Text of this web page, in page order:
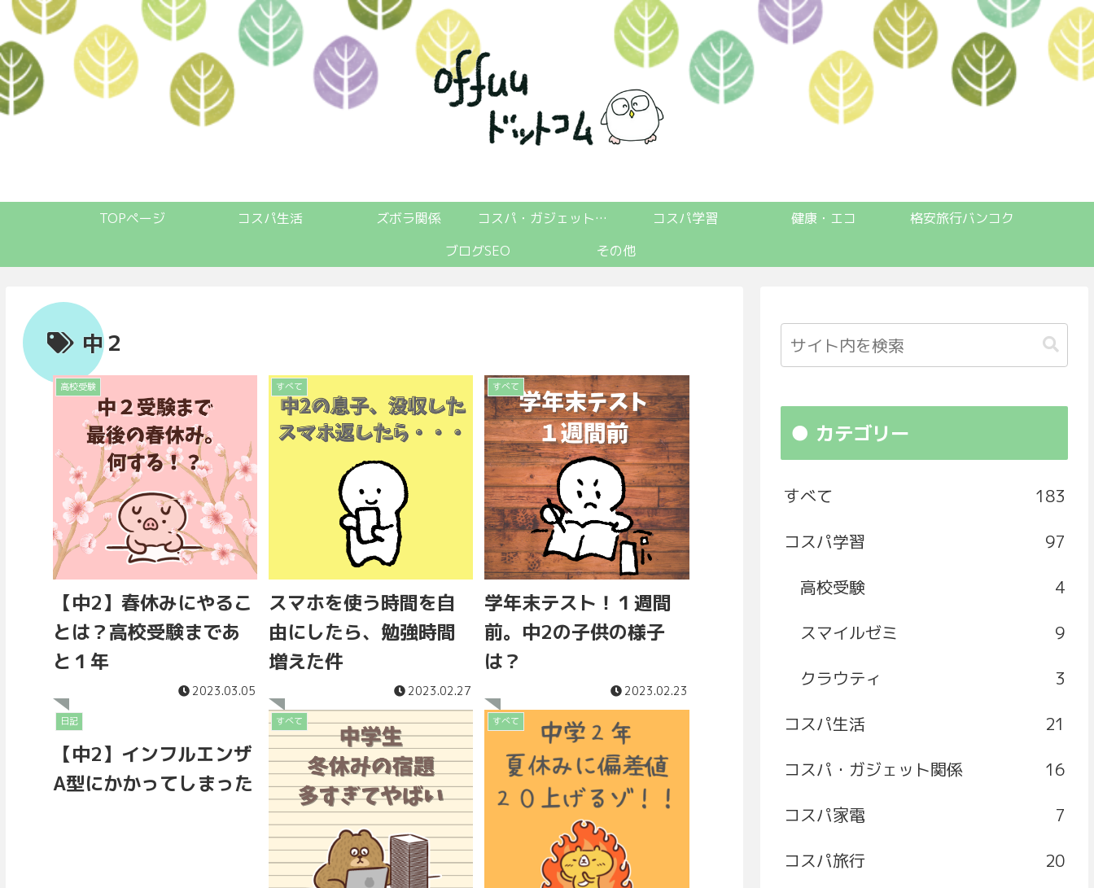
TOPページ コスパ生活 ズボラ関係 コスパ・ガジェット関係 コスパ学習 健康・エコ
格安旅行バンコク
ブログSEO
その他
中２
高校受験
【中2】春休みにやるこ
とは？高校受験まであ
と１年
2023.03.05
すべて
スマホを使う時間を自
由にしたら、勉強時間
増えた件
2023.02.27
すべて
学年末テスト！１週間
前。中2の子供の様子
は？
2023.02.23
日記
【中2】インフルエンザ
A型にかかってしまった
すべて すべて
カテゴリー
すべて
183
コスパ学習
97
高校受験
4
スマイルゼミ
9
クラウティ
3
コスパ生活
21
コスパ・ガジェット関係
16
コスパ家電
7
コスパ旅行
20